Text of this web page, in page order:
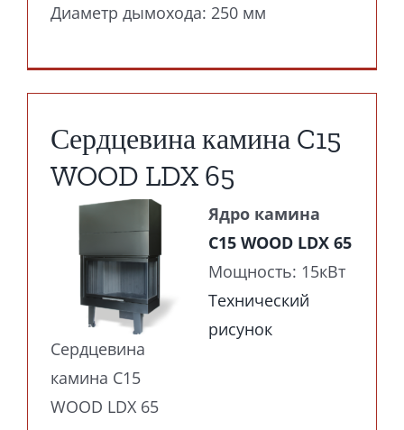
Диаметр дымохода: 250 мм
Сердцевина камина C15
WOOD LDX 65
Сердцевина
камина C15
WOOD LDX 65
Ядро камина
C15 WOOD LDX 65
Мощность: 15кВт
Технический
рисунок